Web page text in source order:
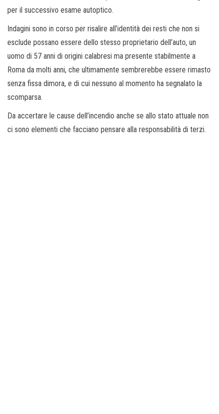
per il successivo esame autoptico.
Indagini sono in corso per risalire all’identità dei resti che non si
esclude possano essere dello stesso proprietario dell’auto, un
uomo di 57 anni di origini calabresi ma presente stabilmente a
Roma da molti anni, che ultimamente sembrerebbe essere rimasto
senza fissa dimora, e di cui nessuno al momento ha segnalato la
scomparsa.
Da accertare le cause dell’incendio anche se allo stato attuale non
ci sono elementi che facciano pensare alla responsabilità di terzi.